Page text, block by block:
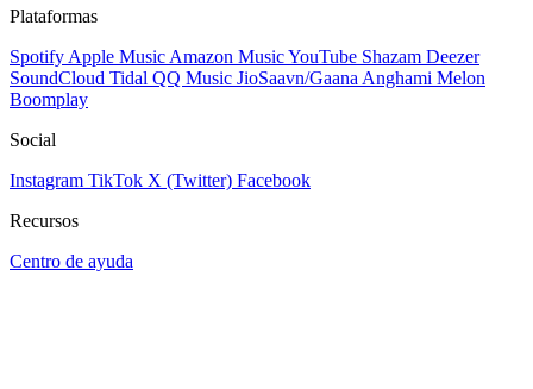
Plataformas
Spotify Apple Music Amazon MusicYouTube Shazam Deezer
SoundCloud Tidal QQ Music JioSaavn/Gaana Anghami Melon
Boomplay
Social
Instagram TikTok X (Twitter) Facebook
Recursos
Centro de ayuda